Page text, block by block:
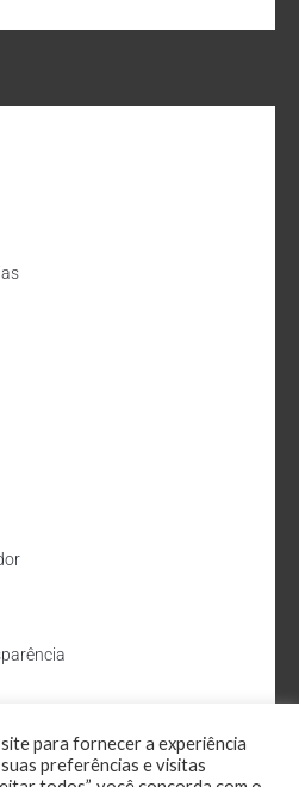
para fornecer a experiência
preferências e visitas